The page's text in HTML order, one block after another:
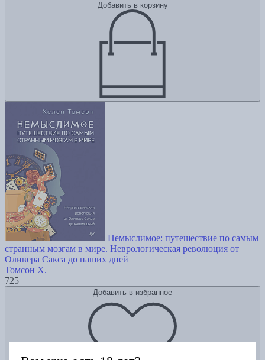
Добавить в корзину
Немыслимое: путешествие по самым
странным мозгам в мире. Неврологическая революция от
Оливера Сакса до наших дней
Томсон Х.
725
Добавить в избранное